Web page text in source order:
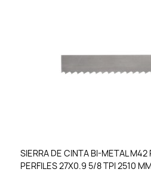
SIERRA DE CINTA BI-METAL M42
PERFILES 27X0.9 5/8 TPI 2510